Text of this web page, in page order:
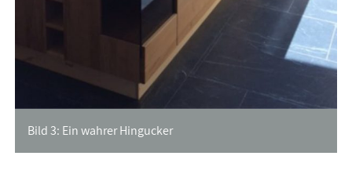
Bild 3: Ein wahrer Hingucker